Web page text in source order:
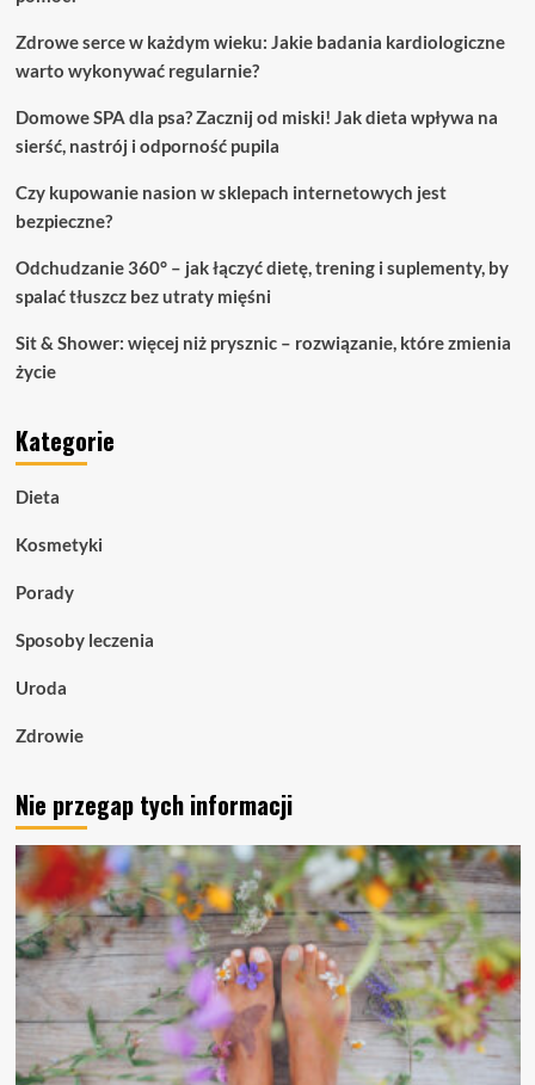
Zdrowe serce w każdym wieku: Jakie badania kardiologiczne
warto wykonywać regularnie?
Domowe SPA dla psa? Zacznij od miski! Jak dieta wpływa na
sierść, nastrój i odporność pupila
Czy kupowanie nasion w sklepach internetowych jest
bezpieczne?
Odchudzanie 360° – jak łączyć dietę, trening i suplementy, by
spalać tłuszcz bez utraty mięśni
Sit & Shower: więcej niż prysznic – rozwiązanie, które zmienia
życie
Kategorie
Dieta
Kosmetyki
Porady
Sposoby leczenia
Uroda
Zdrowie
Nie przegap tych informacji